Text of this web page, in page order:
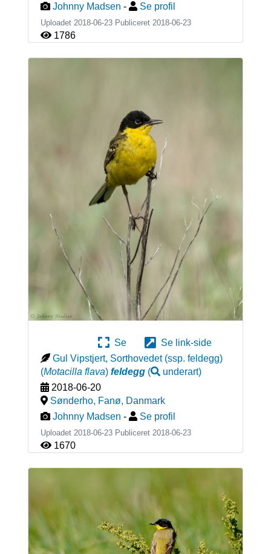
Johnny Madsen - Se profil
Uploadet 2018-06-23 Publiceret 2018-06-23
1786
Se
Se link-side
Gul Vipstjert, Sorthovedet (ssp. feldegg)
(Motacilla flava) feldegg( underart)
2018-06-20
Sønderho, Fanø, Danmark
Johnny Madsen - Se profil
Uploadet 2018-06-23 Publiceret 2018-06-23
1670